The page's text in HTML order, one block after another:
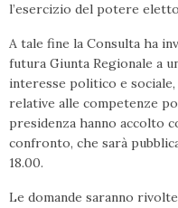
l’esercizio del potere
A tale fine la Consulta ha
futura Giunta Regionale a
interesse politico e
relative alle competenze
presidenza hanno accolto
confronto, che sarà
18.00.
Le domande saranno